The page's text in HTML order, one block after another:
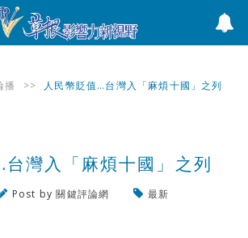
播 >> 人民幣貶值…台灣入「麻煩十國」之列
灣入「麻煩十國」之列
Post by關鍵評論網
最新